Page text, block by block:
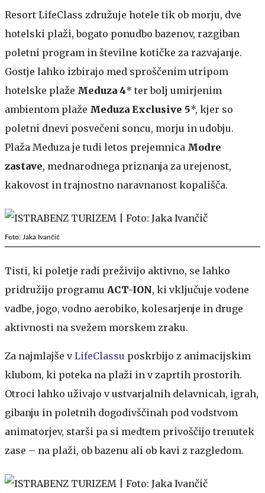
Resort LifeClass združuje hotele tik ob morju, dve
hotelski plaži, bogato ponudbo bazenov, razgiban
poletni program in številne kotičke za razvajanje.
Gostje lahko izbirajo med sproščenim utripom
hotelske plaže Meduza 4* ter bolj umirjenim
ambientom plaže Meduza Exclusive 5*, kjer so
poletni dnevi posvečeni soncu, morju in udobju.
Plaža Meduza je tudi letos prejemnica Modre
zastave, mednarodnega priznanja za urejenost,
kakovost in trajnostno naravnanost kopališča.
Foto: Jaka Ivančič
Tisti, ki poletje radi preživijo aktivno, se lahko
pridružijo programu ACT-ION, ki vključuje vodene
vadbe, jogo, vodno aerobiko, kolesarjenje in druge
aktivnosti na svežem morskem zraku.
Za najmlajše vLifeClassu poskrbijo z animacijskim
klubom, ki poteka na plaži in v zaprtih prostorih.
Otroci lahko uživajo v ustvarjalnih delavnicah, igrah,
gibanju in poletnih dogodivščinah pod vodstvom
animatorjev, starši pa si medtem privoščijo trenutek
zase – na plaži, ob bazenu ali ob kavi z razgledom.